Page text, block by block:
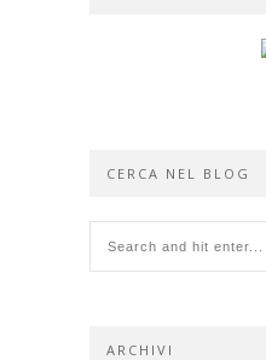
CERCA NEL BLOG
ARCHIVI